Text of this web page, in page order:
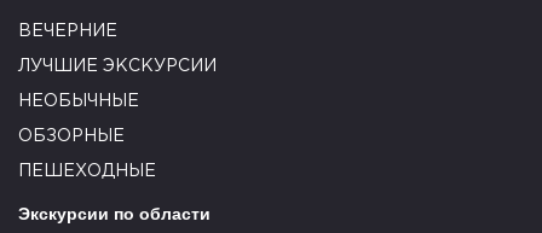
ВЕЧЕРНИЕ
ЛУЧШИЕ ЭКСКУРСИИ
НЕОБЫЧНЫЕ
ОБЗОРНЫЕ
ПЕШЕХОДНЫЕ
Экскурсии по области